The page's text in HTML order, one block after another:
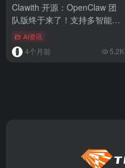
Clawith 开源：OpenClaw 团
队版终于来了！支持多智能体
协作AI资讯
4个月前 5.2K